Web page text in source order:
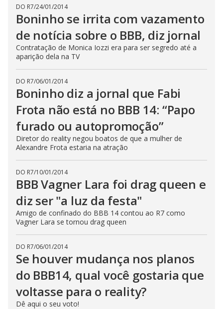
DO R7/24/01/2014
Boninho se irrita com vazamento
de notícia sobre o BBB, diz jornal
Contratação de Monica Iozzi era para ser segredo até a
aparição dela na TV
DO R7/06/01/2014
Boninho diz a jornal que Fabi
Frota não está no BBB 14: “Papo
furado ou autopromoção”
Diretor do reality negou boatos de que a mulher de
Alexandre Frota estaria na atração
DO R7/10/01/2014
BBB Vagner Lara foi drag queen e
diz ser "a luz da festa"
Amigo de confinado do BBB 14 contou ao R7 como
Vagner Lara se tornou drag queen
DO R7/06/01/2014
Se houver mudança nos planos
do BBB14, qual você gostaria que
voltasse para o reality?
Dê aqui o seu voto!